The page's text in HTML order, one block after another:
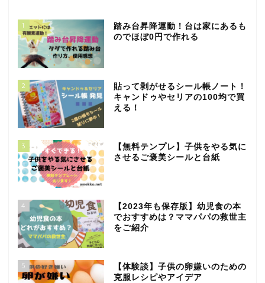
1
踏み台昇降運動！台は家にあるも
のでほぼ0円で作れる
2
貼って剥がせるシール帳ノート！
キャンドゥやセリアの100均で買
える！
3
【無料テンプレ】子供をやる気に
させるご褒美シールと台紙
4
【2023年も保存版】幼児食の本
でおすすめは？ママパパの救世主
をご紹介
5
【体験談】子供の卵嫌いのための
克服レシピやアイデア